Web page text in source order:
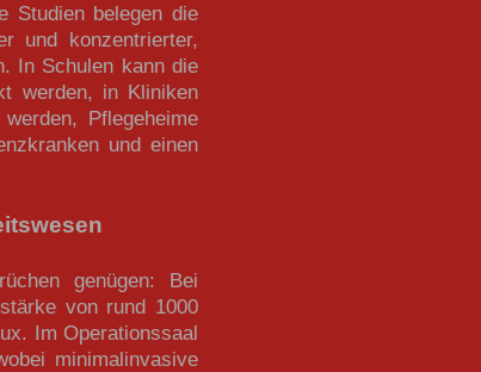
Studien belegen die
und konzentrierter,
In Schulen kann die
werden, in Kliniken
Pflegeheime
und einen
genügen: Bei
von rund 1000
Im Operationssaal
minimalinvasive